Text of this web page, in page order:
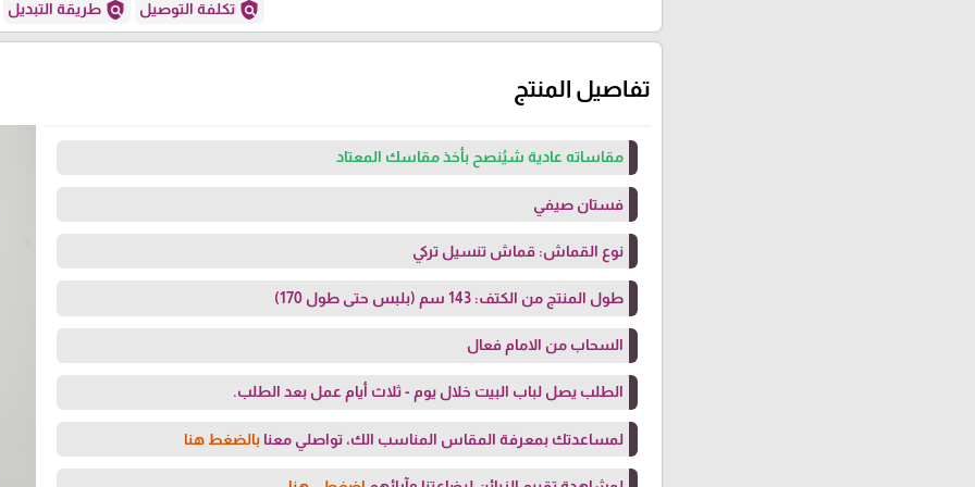
policy تكلفة التوصيل policy طريقة التبديل
تفاصيل المنتج
مقاساته عادية شيُنصح بأخذ مقاسك المعتاد
فستان صيفي
نوع القماش: قماش تنسيل تركي
طول المنتج من الكتف: 143 سم (بلبس حتى طول 170)
السحاب من الامام فعال
الطلب يصل لباب البيت خلال يوم - ثلاث أيام عمل بعد الطلب.
لمساعدتك بمعرفة المقاس المناسب الك، تواصلي معنابالضغط هنا